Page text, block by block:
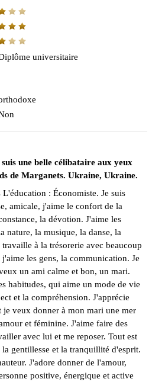
universitaire
une belle célibataire aux yeux
de Marganets. Ukraine, Ukraine.
L'éducation : Économiste. Je suis
amicale, j'aime le confort de la
la dévotion. J'aime les
nature, la musique, la danse, la
à la trésorerie avec beaucoup
j'aime les gens, la communication. Je
un ami calme et bon, un mari.
habitudes, qui aime un mode de vie
et la compréhension. J'apprécie
je veux donner à mon mari une mer
et féminine. J'aime faire des
avec lui et me reposer. Tout est
la gentillesse et la tranquillité d'esprit.
J'adore donner de l'amour,
positive, énergique et active